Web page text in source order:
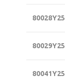
80028Υ25
80029Υ25
80041Υ25